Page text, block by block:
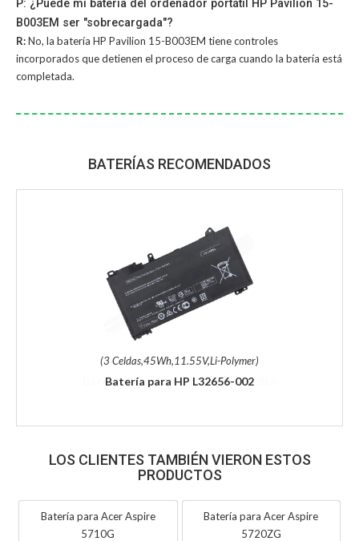
P: ¿Puede mi batería del ordenador portátil HP Pavilion 15-
B003EM ser "sobrecargada"?
R:No, la batería HP Pavilion 15-B003EM tiene controles
incorporados que detienen el proceso de carga cuando la batería está
completada.
BATERÍAS RECOMENDADOS
(3 Celdas,45Wh,11.55V,Li-Polymer)
Batería para HP L32656-002
LOS CLIENTES TAMBIÉN VIERON ESTOS
PRODUCTOS
Batería para Acer Aspire
5710G
Batería para Acer Aspire
5720ZG